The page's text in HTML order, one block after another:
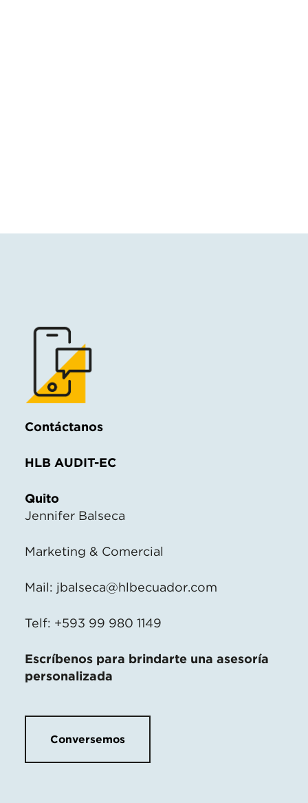
Contáctanos
HLB AUDIT-EC
Quito
Jennifer Balseca
Marketing & Comercial
Mail: jbalseca@hlbecuador.com
Telf: +593 99 980 1149
Escríbenos para brindarte una asesoría
personalizada
Conversemos